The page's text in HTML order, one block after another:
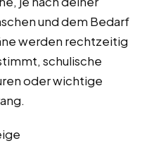
und dem Bedarf
werden rechtzeitig
schulische
oder wichtige